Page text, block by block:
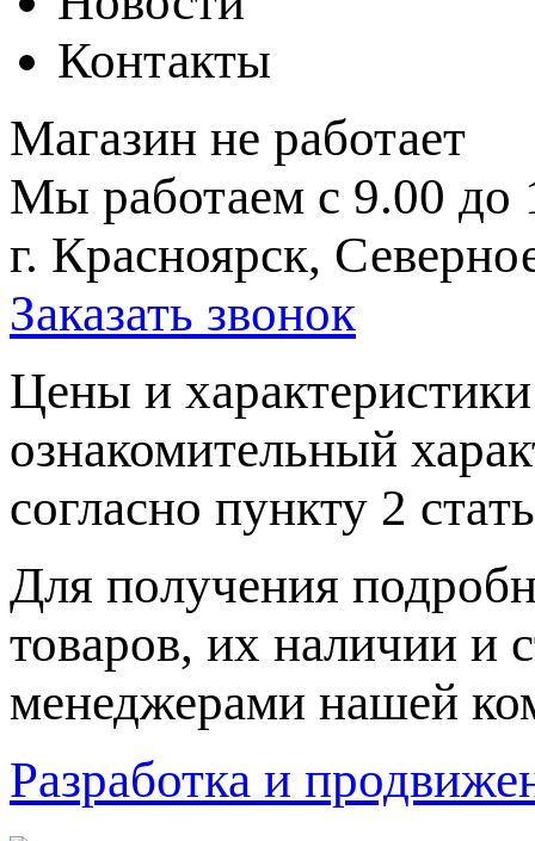
Контакты
Магазин не работает
Мы работаем с 9.00 до
г. Красноярск,
Заказать звонок
Цeны и
ознакомительный
согласно пункту 2
Для пoлучения
товaров, их нaличии и
менеджерами нашей
Разработка и